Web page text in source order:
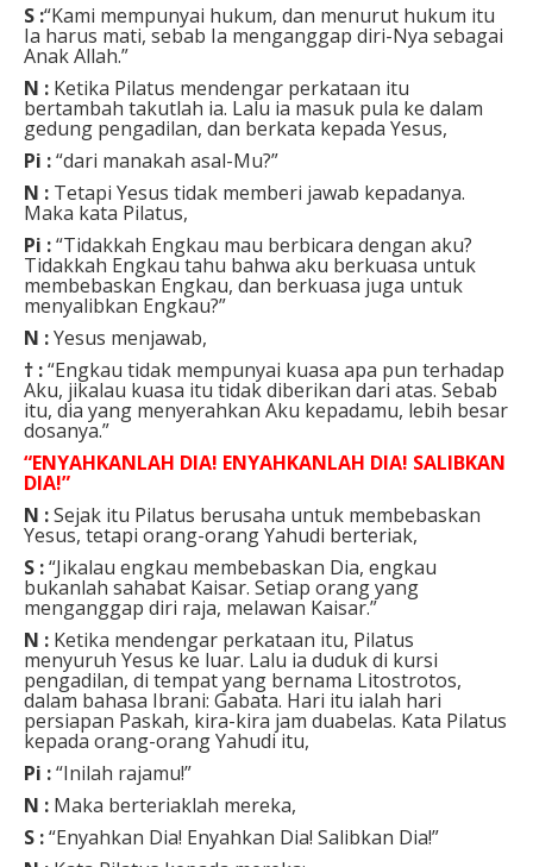
S :“Kami mempunyai hukum, dan menurut hukum itu
Ia harus mati, sebab Ia menganggap diri-Nya sebagai
Anak Allah.”
N : Ketika Pilatus mendengar perkataan itu
bertambah takutlah ia. Lalu ia masuk pula ke dalam
gedung pengadilan, dan berkata kepada Yesus,
Pi :“dari manakah asal-Mu?”
N : Tetapi Yesus tidak memberi jawab kepadanya.
Maka kata Pilatus,
Pi :“Tidakkah Engkau mau berbicara dengan aku?
Tidakkah Engkau tahu bahwa aku berkuasa untuk
membebaskan Engkau, dan berkuasa juga untuk
menyalibkan Engkau?”
N :Yesus menjawab,
† :“Engkau tidak mempunyai kuasa apa pun terhadap
Aku, jikalau kuasa itu tidak diberikan dari atas. Sebab
itu, dia yang menyerahkan Aku kepadamu, lebih besar
dosanya.”
“ENYAHKANLAH DIA! ENYAHKANLAH DIA! SALIBKAN
DIA!”
N :Sejak itu Pilatus berusaha untuk membebaskan
Yesus, tetapi orang-orang Yahudi berteriak,
S :“Jikalau engkau membebaskan Dia, engkau
bukanlah sahabat Kaisar. Setiap orang yang
menganggap diri raja, melawan Kaisar.”
N : Ketika mendengar perkataan itu, Pilatus
menyuruh Yesus ke luar. Lalu ia duduk di kursi
pengadilan, di tempat yang bernama Litostrotos,
dalam bahasa Ibrani: Gabata. Hari itu ialah hari
persiapan Paskah, kira-kira jam duabelas. Kata Pilatus
kepada orang-orang Yahudi itu,
Pi :“Inilah rajamu!”
N : Maka berteriaklah mereka,
S :“Enyahkan Dia! Enyahkan Dia! Salibkan Dia!”